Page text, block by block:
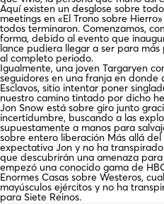
Aquí existen un desglose sobre
meetings en «El Trono sobre
todos terminaron. Comenzamos,
forma, debido al evento que
lance pudiera llegar a ser para
al completo periodo.
Igualmente, una joven Targaryen
seguidores en una franja en donde
Esclavos, sitio intentar poner
nuestro camino tintado por dicho
Jon Snow está sobre giro junto
incertidumbre, buscando a las
supuestamente a manos para
sobre entero liberación Más allá del
expectativa Jon y no ha
que descubrirán una amenaza
empezó una conocido gama de
Enormes Casas sobre Westeros,
mayúsculos ejércitos y no ha
para Siete Reinos.